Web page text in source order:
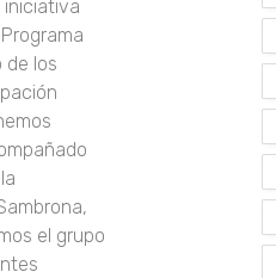
iniciativa
de los
el grupo